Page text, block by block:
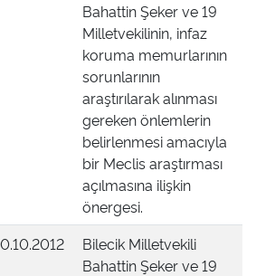
Bahattin Şeker ve 19
Milletvekilinin, infaz
koruma memurlarının
sorunlarının
araştırılarak alınması
gereken önlemlerin
belirlenmesi amacıyla
bir Meclis araştırması
açılmasına ilişkin
önergesi.
Bilecik Milletvekili
Bahattin Şeker ve 19